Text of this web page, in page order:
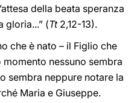
della beata speranza
gloria...” (Tt2,12-13).
che è nato – il Figlio che
nessuno sembra
sembra neppure notare la
Maria e Giuseppe.